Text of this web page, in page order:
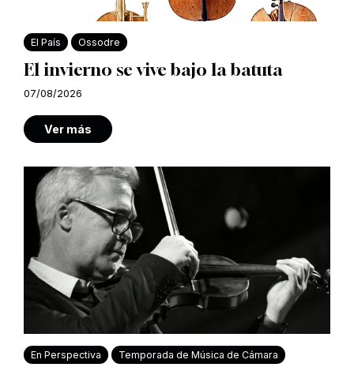
El País Ossodre
El invierno se vive bajo la batuta
07/08/2026
Ver más
En Perspectiva Temporada de Música de Cámara